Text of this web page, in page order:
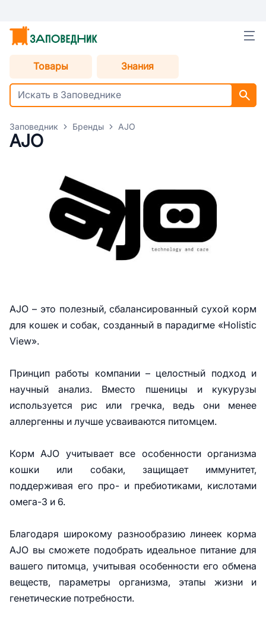
Товары Знания
Заповедник Бренды AJO
AJO
AJO – это полезный, сбалансированный сухой корм
для кошек и собак, созданный в парадигме «Holistic
View».
Принцип работы компании – целостный подход и
научный анализ. Вместо пшеницы и кукурузы
используется рис или гречка, ведь они менее
аллергенны и лучше усваиваются питомцем.
Корм AJO учитывает все особенности организма
кошки или собаки, защищает иммунитет,
поддерживая его про- и пребиотиками, кислотами
омега-3 и 6.
Благодаря широкому разнообразию линеек корма
AJO вы сможете подобрать идеальное питание для
вашего питомца, учитывая особенности его обмена
веществ, параметры организма, этапы жизни и
генетические потребности.